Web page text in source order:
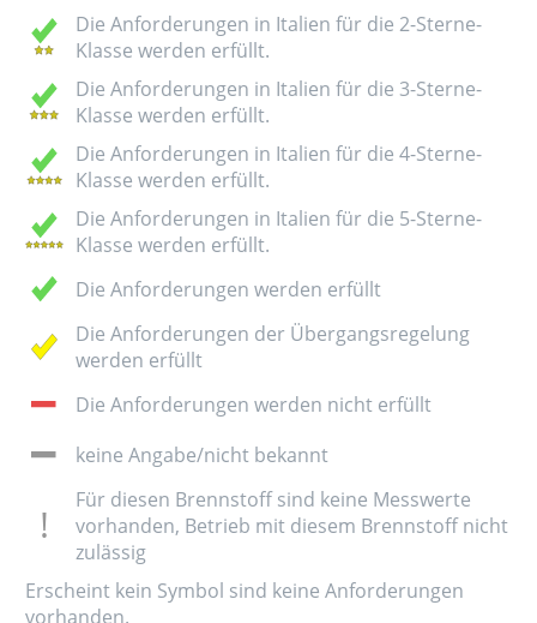
Die Anforderungen in Italien für die 2-Sterne-
Klasse werden erfüllt.
Die Anforderungen in Italien für die 3-Sterne-
Klasse werden erfüllt.
Die Anforderungen in Italien für die 4-Sterne-
Klasse werden erfüllt.
Die Anforderungen in Italien für die 5-Sterne-
Klasse werden erfüllt.
Die Anforderungen werden erfüllt
Die Anforderungen der Übergangsregelung
werden erfüllt
Die Anforderungen werden nicht erfüllt
keine Angabe/nicht bekannt
Für diesen Brennstoff sind keine Messwerte
vorhanden, Betrieb mit diesem Brennstoff nicht
zulässig
Erscheint kein Symbol sind keine Anforderungen
vorhanden.